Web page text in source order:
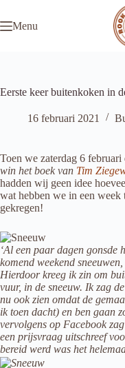
de Menu
Eerste keer buitenkoken in
16 februari 2021
Toen we zaterdag 6 februari
win het boek van Tim
hadden wij geen idee
wat hebben we in een week
gekregen!
‘Al een paar dagen gonsde
komend weekend
Hierdoor kreeg ik zin om
vuur, in de sneeuw. Ik zag
nu ook zien omdat de
ik toen dacht) en ben gaan
vervolgens op Facebook
een prijsvraag uitschreef
bereid werd was het